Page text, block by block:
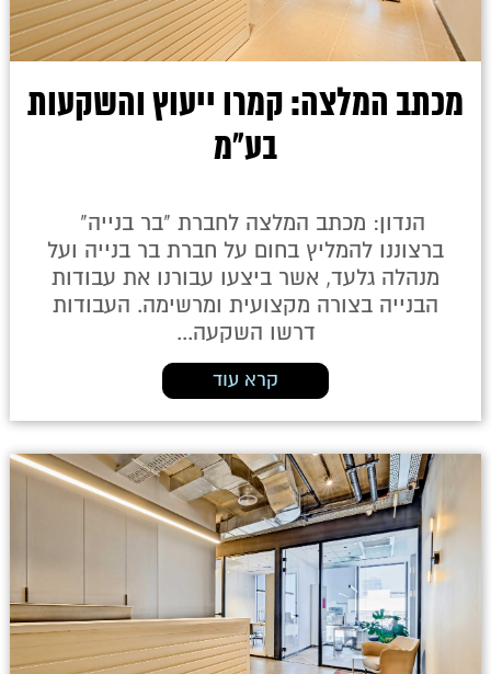
מכתב המלצה: קמרו ייעוץ והשקעות
בע"מ
הנדון: מכתב המלצה לחברת "בר בנייה"
ברצוננו להמליץ בחום על חברת בר בנייה ועל
מנהלה גלעד, אשר ביצעו עבורנו את עבודות
הבנייה בצורה מקצועית ומרשימה. העבודות
דרשו השקעה...
קרא עוד